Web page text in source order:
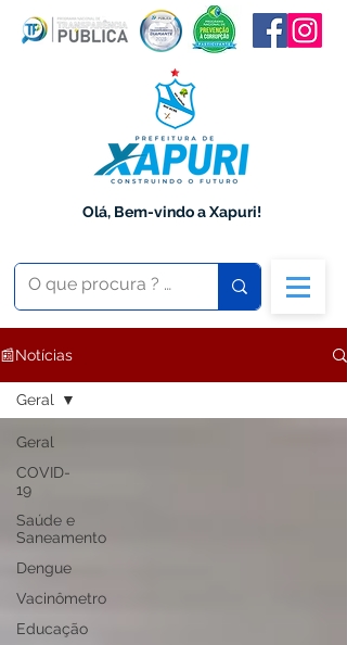
Olá, Bem-vindo a Xapuri!
📰Notícias
Geral
COVID-
19
Saúde e
Saneamento
Dengue
Vacinômetro
Educação
Geral